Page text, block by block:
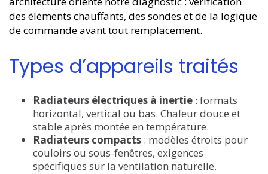
des éléments chauffants, des sondes et de la logique
de commande avant tout remplacement.
Types d’appareils traités
Radiateurs électriques à inertie : formats
horizontal, vertical ou bas. Chaleur douce et
stable après montée en température.
Radiateurs compacts : modèles étroits pour
couloirs ou sous-fenêtres, exigences
spécifiques sur la ventilation naturelle.